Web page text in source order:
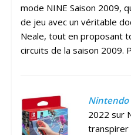
mode NINE Saison 2009,
de jeu avec un véritable
Neale, tout en proposant
circuits de la saison 2009.
Nintendo
2022 sur
transpirer